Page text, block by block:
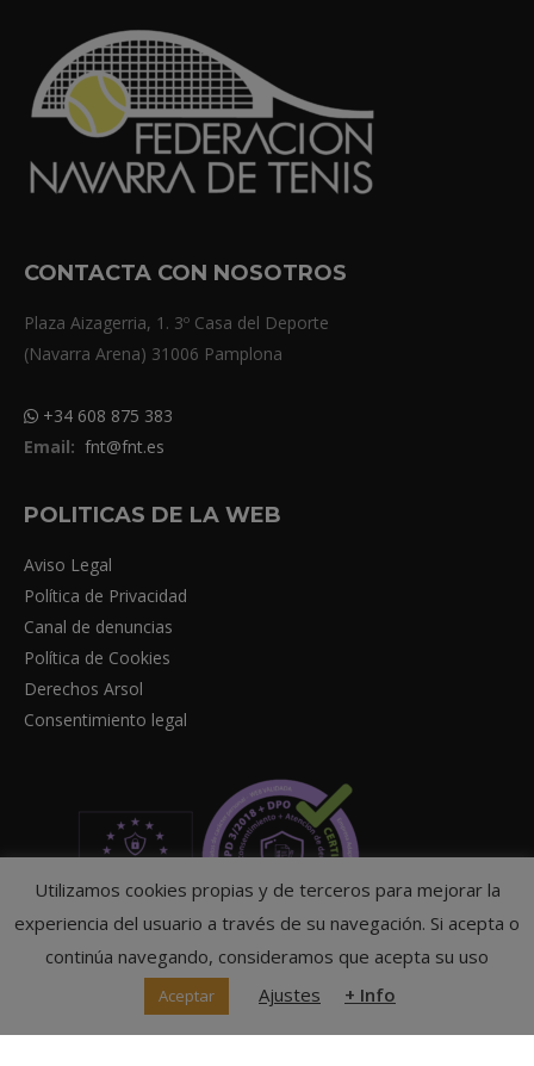
CONTACTA CON NOSOTROS
Plaza Aizagerria, 1. 3º Casa del Deporte
(Navarra Arena) 31006 Pamplona
+34 608 875 383
Email: fnt@fnt.es
POLITICAS DE LA WEB
Aviso Legal
Política de Privacidad
Canal de denuncias
Política de Cookies
Derechos Arsol
Consentimiento legal
© Federación Navarra de Tenis
Utilizamos cookies propias y de terceros para mejorar la
experiencia del usuario a través de su navegación. Si acepta o
continúa navegando, consideramos que acepta su uso
Aceptar Ajustes + Info